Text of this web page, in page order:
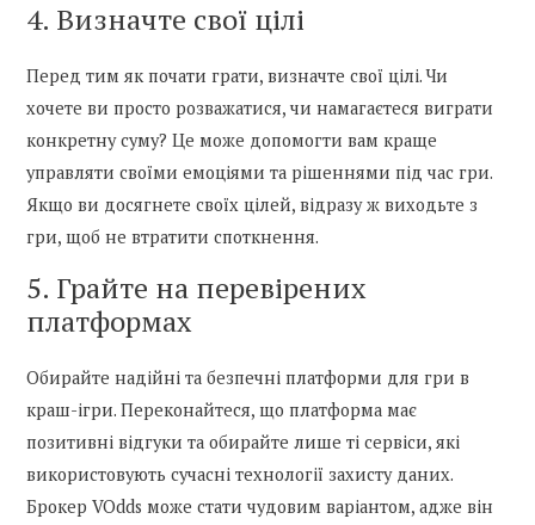
4. Визначте свої цілі
Перед тим як почати грати, визначте свої цілі. Чи
хочете ви просто розважатися, чи намагаєтеся виграти
конкретну суму? Це може допомогти вам краще
управляти своїми емоціями та рішеннями під час гри.
Якщо ви досягнете своїх цілей, відразу ж виходьте з
гри, щоб не втратити споткнення.
5. Грайте на перевірених
платформах
Обирайте надійні та безпечні платформи для гри в
краш-ігри. Переконайтеся, що платформа має
позитивні відгуки та обирайте лише ті сервіси, які
використовують сучасні технології захисту даних.
Брокер VOdds може стати чудовим варіантом, адже він